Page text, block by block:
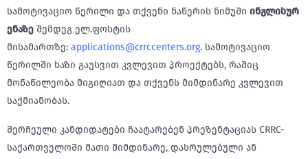
სამოტივაციო წერილი და თქვენი ნაწერის ნიმუში ინგლისურ
ენაზე შემდეგ ელ.ფოსტის
მისამართზე: applications@crrccenters.org. სამოტივაციო
წერილში ხაზი გაუსვით კვლევით პროექტებს, რაშიც
მონაწილეობა მიგიღიათ და თქვენს მიმდინარე კვლევით
საქმიანობას.
შერჩეული კანდიდატები ჩაატარებენ პრეზენტაციას CRRC-
საქართველოში მათი მიმდინარე, დასრულებული ან